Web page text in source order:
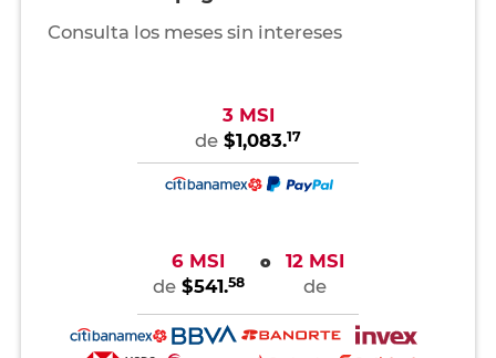
Consulta los meses sin intereses
3 MSI
de $1,083.17
6 MSI
de $541.58
o
12 MSI
de